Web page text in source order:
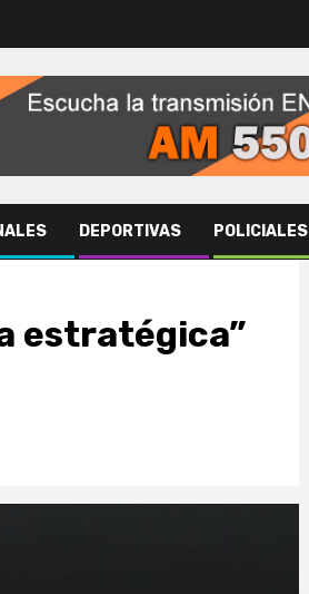
DEPORTIVAS POLICIALES
estratégica”